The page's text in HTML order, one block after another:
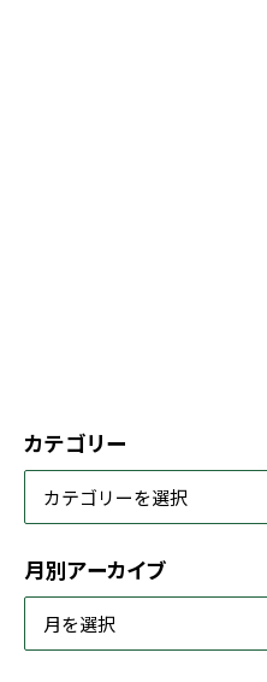
カテゴリー
月別アーカイブ